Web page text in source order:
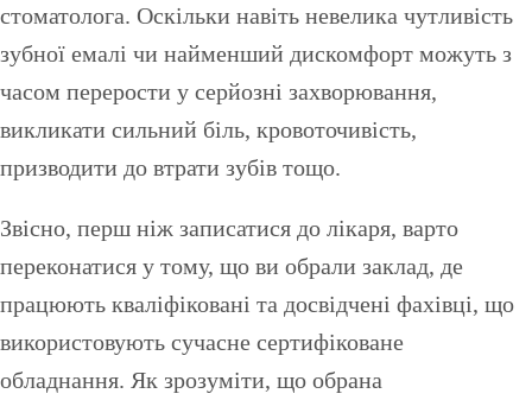
стоматолога. Оскільки навіть невелика чутливість
зубної емалі чи найменший дискомфорт можуть з
часом перерости у серйозні захворювання,
викликати сильний біль, кровоточивість,
призводити до втрати зубів тощо.
Звісно, перш ніж записатися до лікаря, варто
переконатися у тому, що ви обрали заклад, де
працюють кваліфіковані та досвідчені фахівці, що
використовують сучасне сертифіковане
обладнання. Як зрозуміти, що обрана